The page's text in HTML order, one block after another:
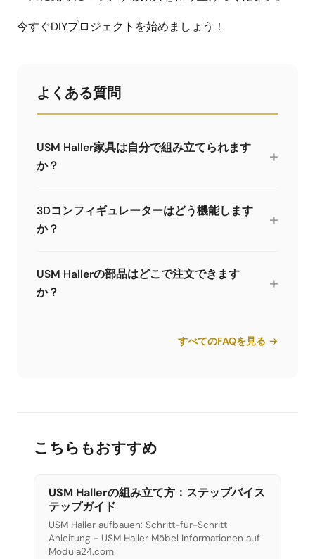
今すぐDIYプロジェクトを始めましょう！
よくある質問
USM Haller家具は自分で組み立てられます
か？
+
グインシステムは論理的です。ただし一般の工具
箱では不十分で、専門工具が必要です。少なくと
も5点工具セットをお勧めします。
3Dコンフィギュレーターはどう機能します
か？
+
て組み立てます - 寸法、色、パネル、ドア、引き
出しトレイ。リアルタイム3Dプレビュー、パーツ
リスト、推定価格が見られます。構成を保存、共
USM Hallerの部品はどこで注文できます
か？
+
換交換部品の様々な販売店があります - 例えば
Limics24（私たちの意見では最高のサプライヤ
すべてのFAQを見る →
こちらもおすすめ
USM Hallerの組み立て方：ステップバイス
テップガイド
USM Haller aufbauen: Schritt-für-Schritt
Anleitung - USM Haller Möbel Informationen auf
Modula24.com